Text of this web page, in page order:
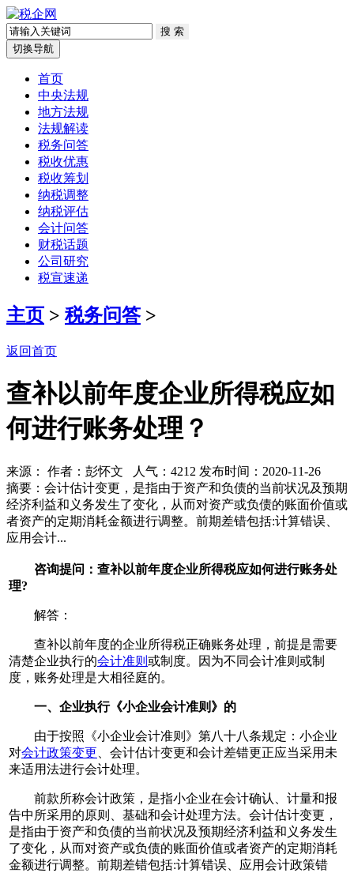
切换导航
首页
中央法规
地方法规
法规解读
税务问答
税收优惠
税收筹划
纳税调整
纳税评估
会计问答
财税话题
公司研究
税宣速递
主页 > 税务问答>
返回首页
查补以前年度企业所得税应如
何进行账务处理？
来源： 作者：彭怀文 人气： 4212 发布时间：2020-11-26
摘要：会计估计变更，是指由于资产和负债的当前状况及预期
经济利益和义务发生了变化，从而对资产或负债的账面价值或
者资产的定期消耗金额进行调整。前期差错包括:计算错误、
应用会计...
咨询提问：查补以前年度企业所得税应如何进行账务处
理?
解答：
查补以前年度的企业所得税正确账务处理，前提是需要
清楚企业执行的会计准则 或制度。因为不同会计准则或制
度，账务处理是大相径庭的。
一、企业执行《小企业会计准则》的
由于按照《小企业会计准则》第八十八条规定：小企业
对会计政策变更 、会计估计变更和会计差错更正应当采用未
来适用法进行会计处理。
前款所称会计政策，是指小企业在会计确认、计量和报
告中所采用的原则、基础和会计处理方法。会计估计变更，
是指由于资产和负债的当前状况及预期经济利益和义务发生
了变化，从而对资产或负债的账面价值或者资产的定期消耗
金额进行调整。前期差错包括:计算错误、应用会计政策错